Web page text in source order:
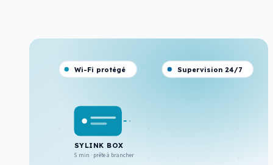
SYLINK BOX
5 min · prête à brancher
Wi-Fi protégé Supervision 24/7